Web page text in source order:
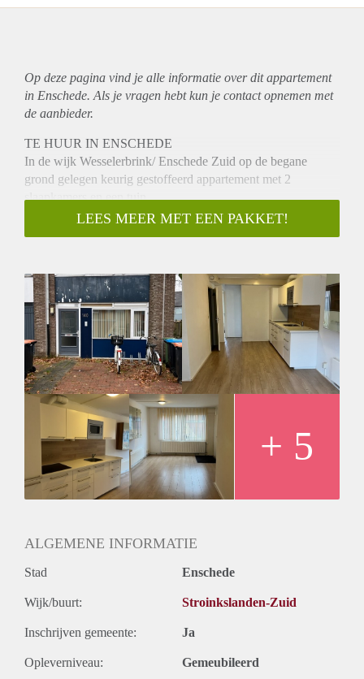
Op deze pagina vind je alle informatie over ditappartement
in Enschede. Als je vragen hebt kun je contact opnemen met
de aanbieder.
TE HUUR IN ENSCHEDE
In de wijk Wesselerbrink/ Enschede Zuid op de begane
grond gelegen keurig gestoffeerd appartement met 2
slaapkamers en een tuin.
Het appartement is netjes afgewerkt en voorzien van
open keuken voorzien van inbouwapparatuur en 2
slaapkamers. Mooie ruime achterliggende tuin. Wasmachine
en droger aanwezig (gezamenlijk gebruik). Op 10 minuten
(auto) afstand van het centrum, centraal station en busstation.
Winkelcentrum Wesselerbrink is op loopafstand.
- Beschikbaar per 15-12-2023
- Waarborgsom van Eur. 1.000,-
- Huurprijs€ 850,-- per maand incl. GWE en servicekosten
- Eigen huisnummer
Geïnteresseerd? Schrijf u in op www.verhuurpro.nl en stuur
een kopie van uw legitimatie, drie recente loonstroken, uw
arbeidsovereenkomst en een recente verhuurdersverklaring
naar almelo@verhuurpro.nl.
informatie en dus geheel vrijblijvend. Aan eventuele
LEES MEER MET EEN PAKKET!
+ 5
ALGEMENE INFORMATIE
Stad Enschede
Wijk/buurt: Stroinkslanden-Zuid
Inschrijven gemeente: Ja
Opleverniveau: Gemeubileerd